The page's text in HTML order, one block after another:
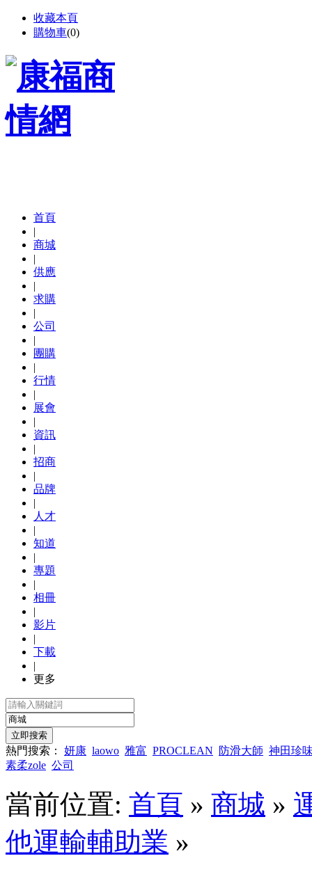
收藏本頁
購物車(0)
首頁
|
商城
|
供應
|
求購
|
公司
|
團購
|
行情
|
展會
|
資訊
|
招商
|
品牌
|
人才
|
知道
|
專題
|
相冊
|
影片
|
下載
|
更多
熱門搜索： 妍康 laowo 雅富 PROCLEAN 防滑大師 神田珍
素柔zole 公司
當前位置: 首頁 » 商城 »
他運輸輔助業 »